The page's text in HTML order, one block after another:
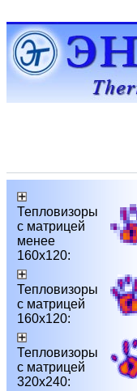
Тепловизоры
с матрицей
менее
160х120:
Тепловизоры
с матрицей
160х120:
Тепловизоры
с матрицей
320х240: